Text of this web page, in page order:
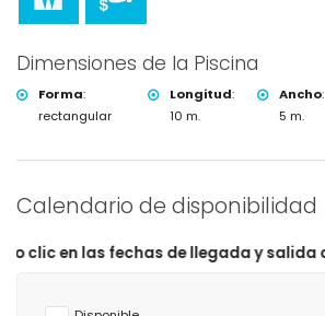
Dimensiones de la Piscina
Forma:
rectangular
Longitud:
10 m.
Ancho:
5 m.
Calendario de disponibilidad
de llegada y salida deseadas!